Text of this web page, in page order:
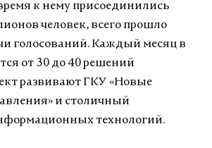
время к нему присоединились
человек, всего прошло
голосований. Каждый месяц в
от 30 до 40 решений
развивают ГКУ «Новые
и столичный
технологий.